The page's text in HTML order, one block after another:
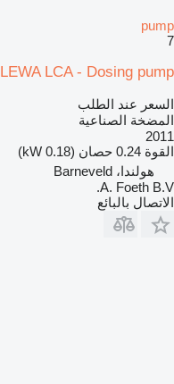
pump
7
LEWA LCA - Dosing pump
السعر عند الطلب
المضخة الصناعية
2011
القوة 0.24 حصان (0.18 kW)
هولندا، Barneveld
A. Foeth B.V.
الاتصال بالبائع